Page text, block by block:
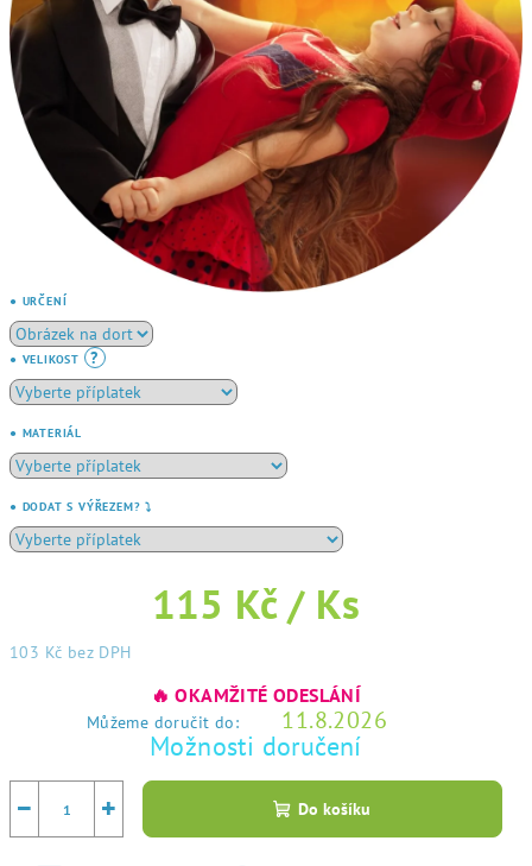
● URČENÍ
● VELIKOST ?
● MATERIÁL
● DODAT S VÝŘEZEM? ⤵️
115 Kč / Ks
103 Kč bez DPH
🔥 OKAMŽITÉ ODESLÁNÍ
Můžeme doručit do: 11.8.2026
Možnosti doručení
+
− Do košíku